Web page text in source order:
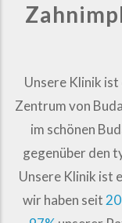
Unsere Klinik
Zentrum von
im schönen
gegenüber den
Unsere Klinik ist
wir haben seit